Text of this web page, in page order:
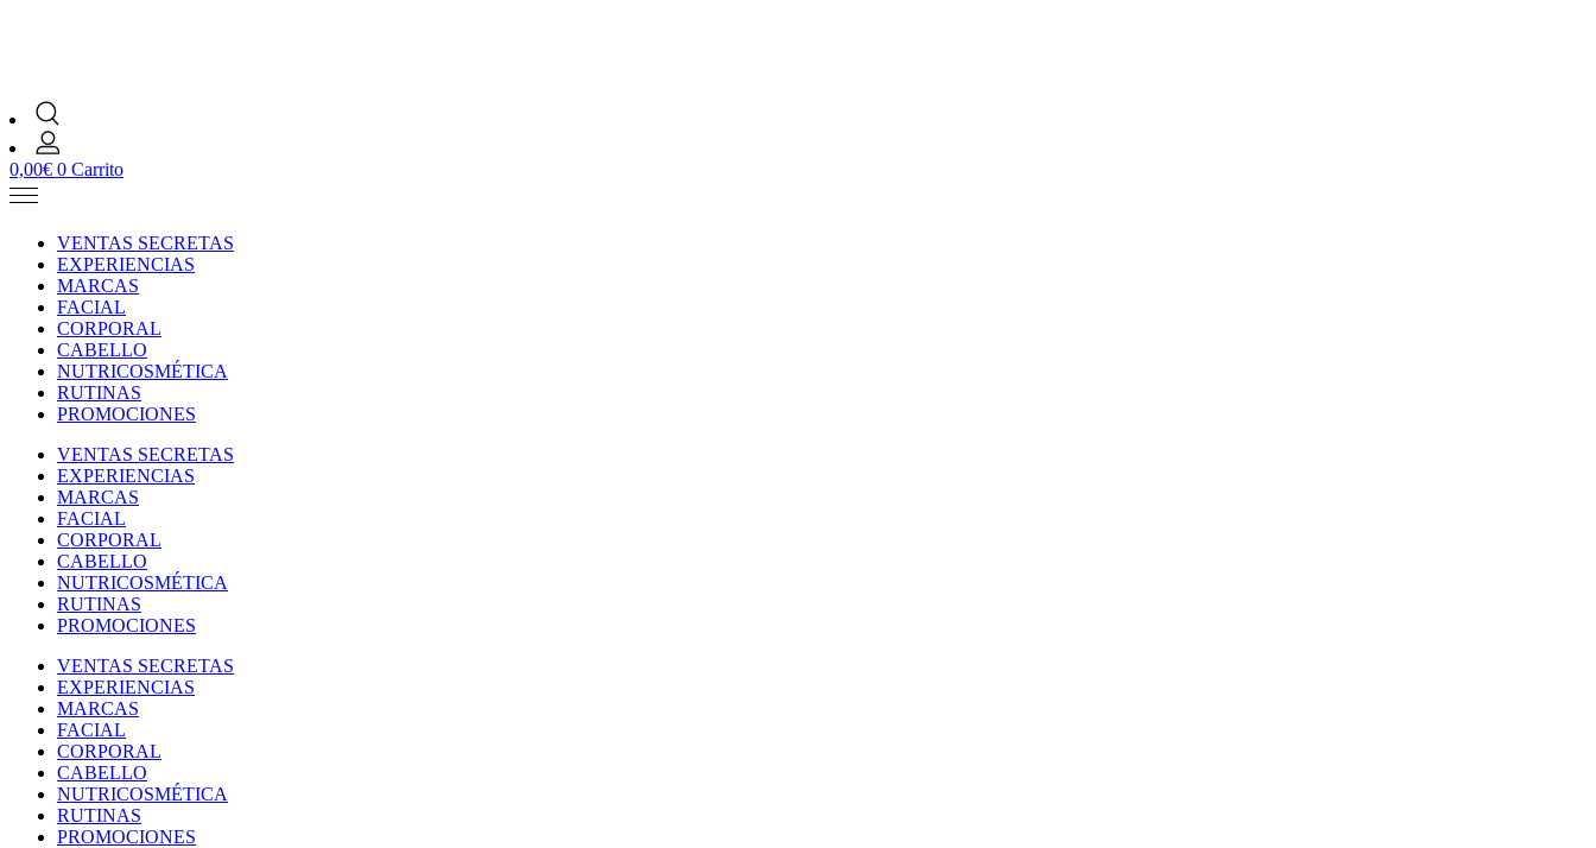
0,00€ 0 Carrito
VENTAS SECRETAS
EXPERIENCIAS
MARCAS
FACIAL
CORPORAL
CABELLO
NUTRICOSMÉTICA
RUTINAS
PROMOCIONES
VENTAS SECRETAS
EXPERIENCIAS
MARCAS
FACIAL
CORPORAL
CABELLO
NUTRICOSMÉTICA
RUTINAS
PROMOCIONES
VENTAS SECRETAS
EXPERIENCIAS
MARCAS
FACIAL
CORPORAL
CABELLO
NUTRICOSMÉTICA
RUTINAS
PROMOCIONES